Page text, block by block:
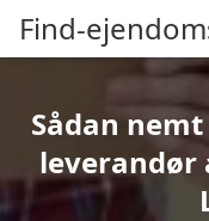
Find-
Sådan
leverandør